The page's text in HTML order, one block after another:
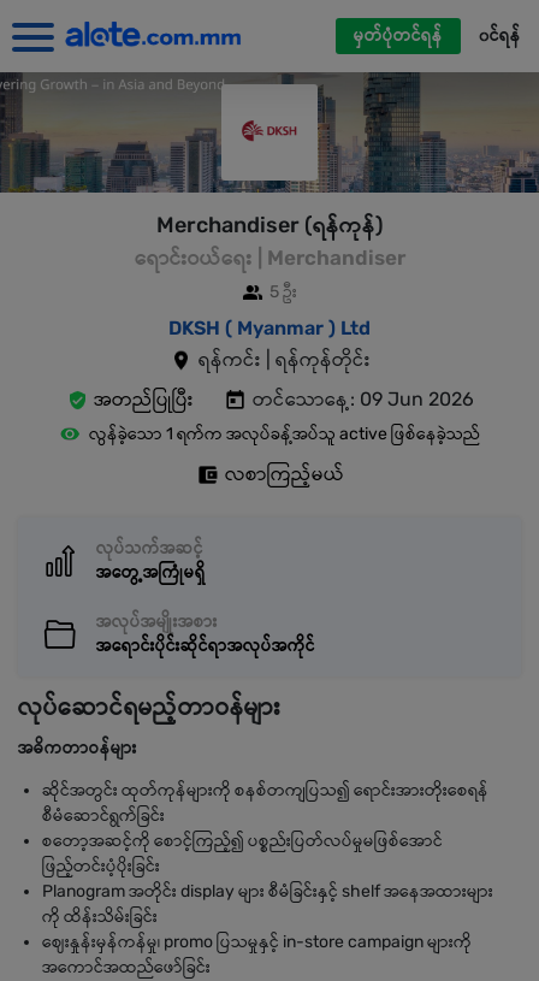
မှတ်ပုံတင်ရန် ၀င်ရန်
Merchandiser (ရန်ကုန်)
ရောင်းဝယ်ရေး | Merchandiser
5 ဦး
DKSH ( Myanmar ) Ltd
ရန်ကင်း | ရန်ကုန်တိုင်း
အတည်ပြုပြီး
တင်သောနေ့: 09 Jun 2026
လွန်ခဲ့သော 1 ရက်က အလုပ်ခန့်အပ်သူ active ဖြစ်နေခဲ့သည်
လစာကြည့်မယ်
လုပ်သက်အဆင့်
အတွေ့အကြုံမရှိ
အလုပ်အမျိုးအစား
အရောင်းပိုင်းဆိုင်ရာအလုပ်အကိုင်
လုပ်ဆောင်ရမည့်တာဝန်များ
အဓိကတာဝန်များ
ဆိုင်အတွင်း ထုတ်ကုန်များကို စနစ်တကျပြသ၍ ရောင်းအားတိုးစေရန်
စီမံဆောင်ရွက်ခြင်း
စတော့အဆင့်ကို စောင့်ကြည့်၍ ပစ္စည်းပြတ်လပ်မှုမဖြစ်အောင်
ဖြည့်တင်းပံ့ပိုးခြင်း
Planogram အတိုင်း display များ စီမံခြင်းနှင့် shelf အနေအထားများ
ကို ထိန်းသိမ်းခြင်း
ဈေးနှုန်းမှန်ကန်မှု၊ promo ပြသမှုနှင့် in-store campaign များကို
အကောင်အထည်ဖော်ခြင်း